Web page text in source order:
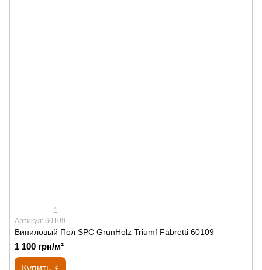
1
Артикул: 60109
Виниловый Пол SPС GrunHolz Triumf Fabretti 60109
1 100 грн/м²